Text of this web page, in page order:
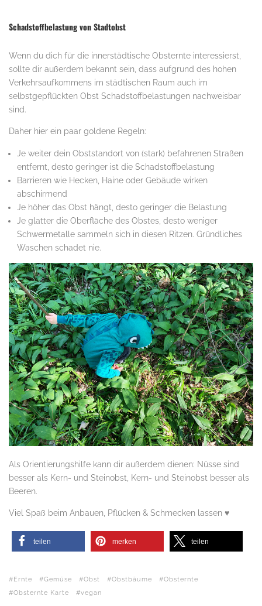
Schadstoffbelastung von Stadtobst
Wenn du dich für die innerstädtische Obsternte interessierst,
sollte dir außerdem bekannt sein, dass aufgrund des hohen
Verkehrsaufkommens im städtischen Raum auch im
selbstgepflückten Obst Schadstoffbelastungen nachweisbar
sind.
Daher hier ein paar goldene Regeln:
Je weiter dein Obststandort von (stark) befahrenen Straßen
entfernt, desto geringer ist die Schadstoffbelastung
Barrieren wie Hecken, Haine oder Gebäude wirken
abschirmend
Je höher das Obst hängt, desto geringer die Belastung
Je glatter die Oberfläche des Obstes, desto weniger
Schwermetalle sammeln sich in diesen Ritzen. Gründliches
Waschen schadet nie.
Als Orientierungshilfe kann dir außerdem dienen: Nüsse sind
besser als Kern- und Steinobst, Kern- und Steinobst besser als
Beeren.
Viel Spaß beim Anbauen, Pflücken & Schmecken lassen ♥
teilen merken teilen
Ernte Gemüse Obst Obstbäume
Obsternte
Obsternte Karte
vegan